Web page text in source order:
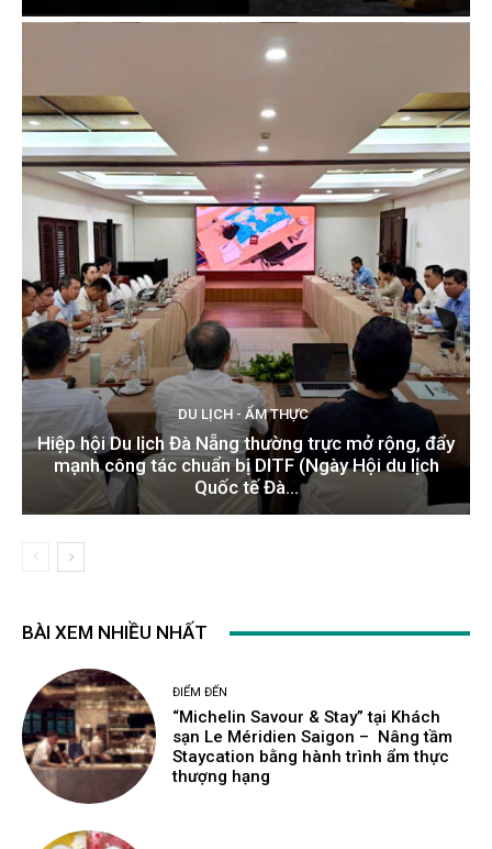
DU LỊCH - ẨM THỰC
Hiệp hội Du lịch Đà Nẵng thường trực mở rộng, đẩy
mạnh công tác chuẩn bị DITF (Ngày Hội du lịch
Quốc tế Đà...
BÀI XEM NHIỀU NHẤT
ĐIỂM ĐẾN
“Michelin Savour & Stay” tại Khách
sạn Le Méridien Saigon – Nâng tầm
Staycation bằng hành trình ẩm thực
thượng hạng